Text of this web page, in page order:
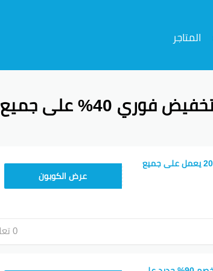
المتاجر
كوبون خصم سبلاش 2026 تخفيض فوري 40% على جميع
كود خصم سبلاش 2026 يعمل على جميع
عرض الكوبون
0 تعليق